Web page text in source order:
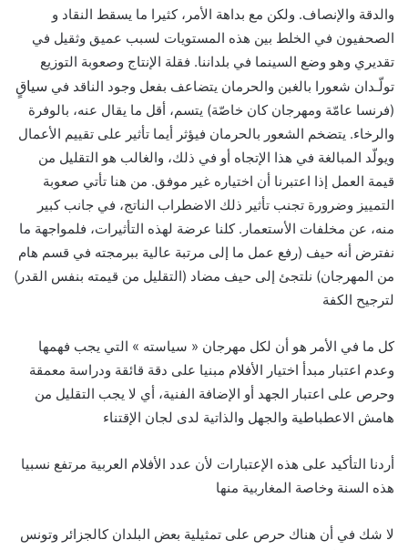
والدقة والإنصاف. ولكن مع بداهة الأمر، كثيرا ما يسقط النقاد و
الصحفيون في الخلط بين هذه المستويات لسبب عميق وثقيل في
تقديري وهو وضع السينما في بلداننا. فقلة الإنتاج وصعوبة التوزيع
تولّـدان شعورا بالغبن والحرمان يتضاعف بفعل وجود الناقد في سياقٍ
(فرنسا عامّة ومهرجان كان خاصّة) يتسم، أقل ما يقال عنه، بالوفرة
والرخاء. يتضخم الشعور بالحرمان فيؤثر أيما تأثير على تقييم الأعمال
ويولّد المبالغة في هذا الإتجاه أو في ذلك، والغالب هو التقليل من
قيمة العمل إذا اعتبرنا أن اختياره غير موفق. من هنا تأتي صعوبة
التمييز وضرورة تجنب تأثير ذلك الاضطراب الناتج، في جانب كبير
منه، عن مخلفات الأستعمار .كلنا عرضة لهذه التأثيرات، فلمواجهة ما
نفترض أنه حيف (رفع عمل ما إلى مرتبة عالية ببرمجته في قسم هام
من المهرجان) نلتجئ إلى حيف مضاد ( التقليل من قيمته بنفس القدر )
لترجيح الكفة
كل ما في الأمر هو أن لكل مهرجان « سياسته »
التي يجب فهمها
وعدم اعتبار مبدأ اختيار الأفلام مبنيا على دقة قائقة ودراسة معمقة
وحرص على اعتبار الجهد أو الإضافة الفنية، أي لا يجب التقليل من
هامش الاعطباطية والجهل والذاتية لدى لجان الإقتناء
أردنا التأكيد على هذه الإعتبارات لأن عدد الأفلام العربية مرتفع نسبيا
هذه السنة وخاصة المغاربية منها
لا شك في أن هناك حرص على تمثيلية بعض البلدان كالجزائر وتونس